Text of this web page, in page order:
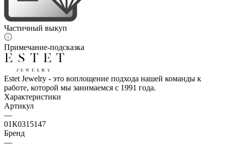
Частичный выкуп
Примечание-подсказка
Estet Jewelry - это воплощение подхода нашей команды к
работе, которой мы занимаемся с 1991 года.
Характеристики
Артикул
—
01К0315147
Бренд
—